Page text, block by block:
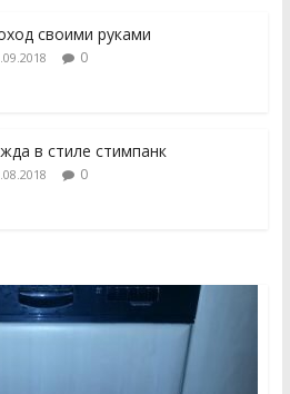
своими руками
0
в стиле стимпанк
0